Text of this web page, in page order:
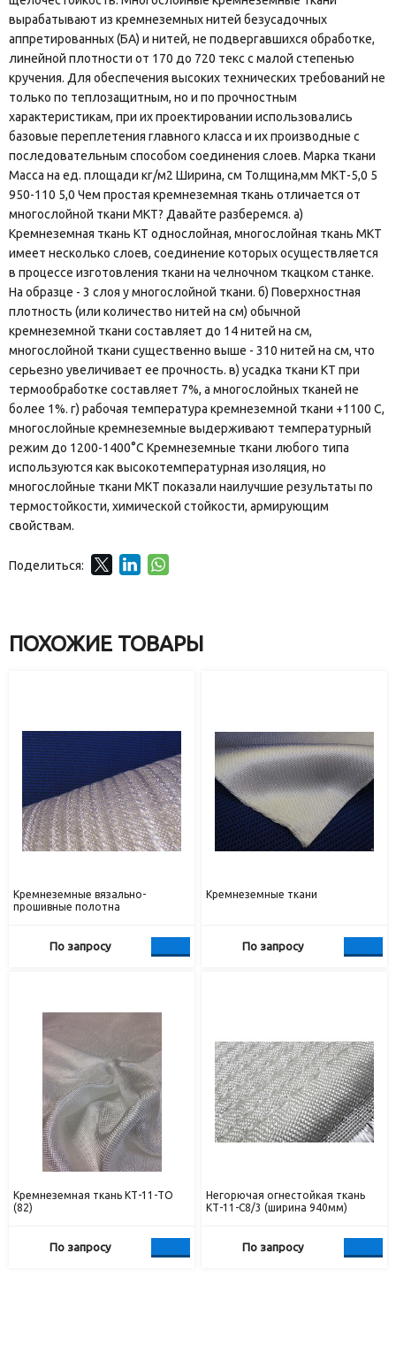
вырабатывают из кремнеземных нитей безусадочных
аппретированных (БА) и нитей, не подвергавшихся обработке,
линейной плотности от 170 до 720 текс с малой степенью
кручения. Для обеспечения высоких технических требований не
только по теплозащитным, но и по прочностным
характеристикам, при их проектировании использовались
базовые переплетения главного класса и их производные с
последовательным способом соединения слоев. Марка ткани
Масса на ед. площади кг/м2 Ширина, см Толщина,мм МКТ-5,0 5
950-110 5,0 Чем простая кремнеземная ткань отличается от
многослойной ткани МКТ? Давайте разберемся. а)
Кремнеземная ткань КТ однослойная, многослойная ткань МКТ
имеет несколько слоев, соединение которых осуществляется
в процессе изготовления ткани на челночном ткацком станке.
На образце - 3 слоя у многослойной ткани. б) Поверхностная
плотность (или количество нитей на см) обычной
кремнеземной ткани составляет до 14 нитей на см,
многослойной ткани существенно выше - 310 нитей на см, что
серьезно увеличивает ее прочность. в) усадка ткани КТ при
термообработке составляет 7%, а многослойных тканей не
более 1%. г) рабочая температура кремнеземной ткани +1100 С,
многослойные кремнеземные выдерживают температурный
режим до 1200-1400°С Кремнеземные ткани любого типа
используются как высокотемпературная изоляция, но
многослойные ткани МКТ показали наилучшие результаты по
термостойкости, химической стойкости, армирующим
свойствам.
Поделиться:
ПОХОЖИЕ ТОВАРЫ
Кремнеземные вязально-
прошивные полотна
По запросу
Кремнеземные ткани
По запросу
Кремнеземная ткань КТ-11-ТО
(82)
По запросу
Негорючая огнестойкая ткань
КТ-11-С8/3 (ширина 940мм)
По запросу